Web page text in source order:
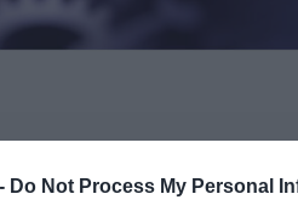
Do Not Process My Personal
συνεργασίας ανάμεσα
της